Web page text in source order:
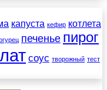
капуста кефир котлета
печенье пирог
соус творожный тест